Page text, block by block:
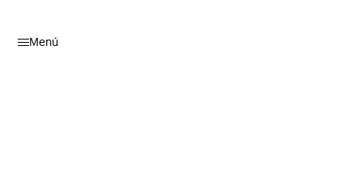
Menú